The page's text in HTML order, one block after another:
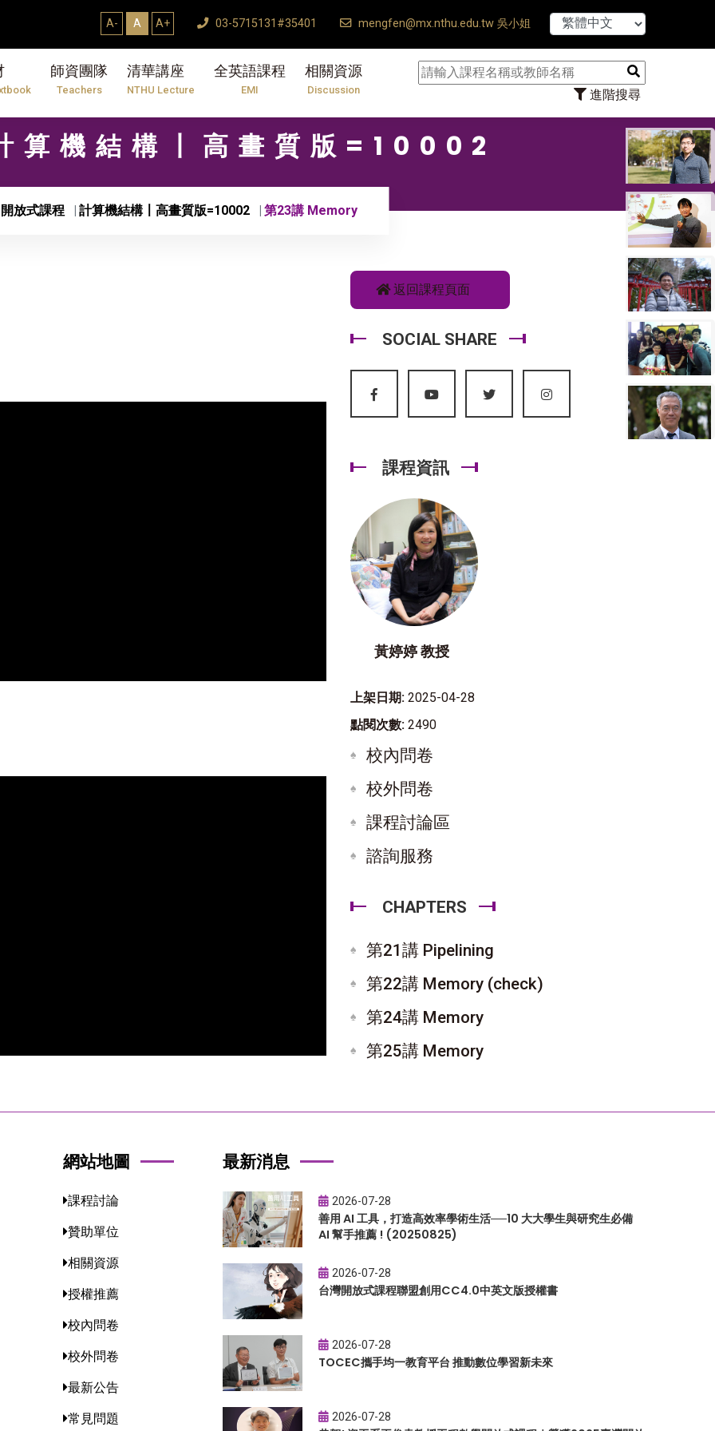
A- A A+ 03-5715131#35401 mengfen@mx.nthu.edu.tw 吳小姐
師資團隊
Teachers
清華講座
NTHU Lecture
全英語課程
EMI
相關資源
Discussion 進階搜尋
【7/31】114學
算機結構〡高畫質版=10002
開放式課程 計算機結構〡高畫質版=10002 第23講 Memory
返回課程頁面
SOCIAL SHARE
課程資訊
黃婷婷 教授
上架日期: 2025-04-28
點閱次數: 2490
校內問卷
校外問卷
課程討論區
諮詢服務
CHAPTERS
第21講 Pipelining
第22講 Memory (check)
第24講 Memory
第25講 Memory
網站地圖
課程討論
贊助單位
相關資源
授權推薦
校內問卷
校外問卷
最新公告
常見問題
最新消息
2026-07-28
善用 AI 工具，打造高效率學術生活──10 大大學生與研究生必備
AI 幫手推薦 ! (20250825)
2026-07-28
台灣開放式課程聯盟創用CC4.0中英文版授權書
2026-07-28
TOCEC攜手均一教育平台 推動數位學習新未來
2026-07-28